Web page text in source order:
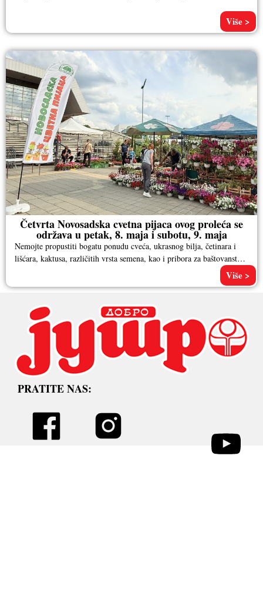
Više >
Četvrta Novosadska cvetna pijaca ovog proleća se
održava u petak, 8. maja i subotu, 9. maja
Nemojte propustiti bogatu ponudu cveća, ukrasnog bilja, četinara i
lišćara, kaktusa, različitih vrsta semena, kao i pribora za baštovanstvo.
Više >
PRATITE NAS: